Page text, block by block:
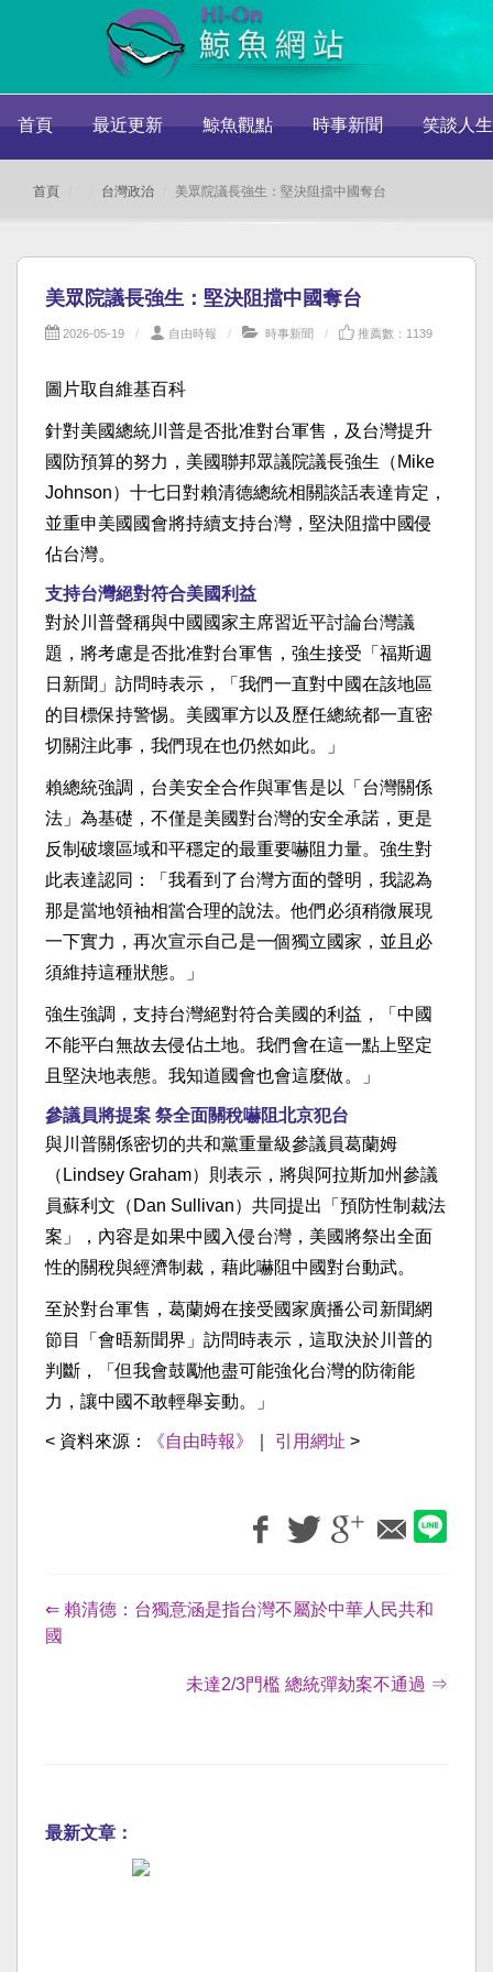
首頁 最近更新 鯨魚觀點 時事新聞 笑談人生
首頁 台灣政治 美眾院議長強生：堅決阻擋中國奪台
美眾院議長強生：堅決阻擋中國奪台
2026-05-19 自由時報 時事新聞 推薦數：1139
圖片取自維基百科
針對美國總統川普是否批准對台軍售，及台灣提升
國防預算的努力，美國聯邦眾議院議長強生（Mike
Johnson）十七日對賴清德總統相關談話表達肯定，
並重申美國國會將持續支持台灣，堅決阻擋中國侵
佔台灣。
支持台灣絕對符合美國利益
對於川普聲稱與中國國家主席習近平討論台灣議
題，將考慮是否批准對台軍售，強生接受「福斯週
日新聞」訪問時表示，「我們一直對中國在該地區
的目標保持警惕。美國軍方以及歷任總統都一直密
切關注此事，我們現在也仍然如此。」
賴總統強調，台美安全合作與軍售是以「台灣關係
法」為基礎，不僅是美國對台灣的安全承諾，更是
反制破壞區域和平穩定的最重要嚇阻力量。強生對
此表達認同：「我看到了台灣方面的聲明，我認為
那是當地領袖相當合理的說法。他們必須稍微展現
一下實力，再次宣示自己是一個獨立國家，並且必
須維持這種狀態。」
強生強調，支持台灣絕對符合美國的利益，「中國
不能平白無故去侵佔土地。我們會在這一點上堅定
且堅決地表態。我知道國會也會這麼做。」
參議員將提案 祭全面關稅嚇阻北京犯台
與川普關係密切的共和黨重量級參議員葛蘭姆
（Lindsey Graham）則表示，將與阿拉斯加州參議
員蘇利文（Dan Sullivan）共同提出「預防性制裁法
案」，內容是如果中國入侵台灣，美國將祭出全面
性的關稅與經濟制裁，藉此嚇阻中國對台動武。
至於對台軍售，葛蘭姆在接受國家廣播公司新聞網
節目「會晤新聞界」訪問時表示，這取決於川普的
判斷，「但我會鼓勵他盡可能強化台灣的防衛能
力，讓中國不敢輕舉妄動。」
< 資料來源： 《自由時報》 引用網址 >
⇐ 賴清德：台獨意涵是指台灣不屬於中華人民共和
國
未達2/3門檻 總統彈劾案不通過 ⇒
最新文章：